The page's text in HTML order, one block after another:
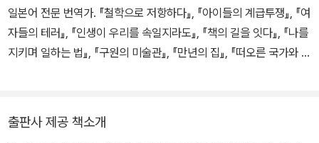
화이트에 약간 블루』로 2019년 제73회 마이니치출판문화상 특별상,
제2회 서점대상 논픽션 부문 대상 등을 수상했다. ‘나는 옐로에 화이
트에 약간 블루’ 시리즈는 일본에서 총 100만 부 이상 판매되었다. 그
이 있다.
일본어 전문 번역가. 『철학으로 저항하다』, 『아이들의 계급투쟁』, 『여
자들의 테러』, 『인생이 우리를 속일지라도』, 『책의 길을 잇다』, 『나를
지키며 일하는 법』, 『구원의 미술관』, 『만년의 집』, 『떠오른 국가와 버
출판사 제공 책소개